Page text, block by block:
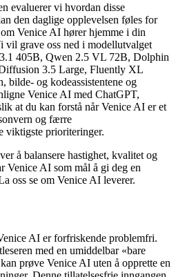
evaluerer vi hvordan disse
den daglige opplevelsen føles for
Venice AI hører hjemme i din
vil grave oss ned i modellutvalget
405B, Qwen 2.5 VL 72B, Dolphin
3.5 Large, Fluently XL
bilde- og kodeassistentene og
Venice AI med ChatGPT,
at du kan forstå når Venice AI er et
og færre
viktigste prioriteringer.
å balansere hastighet, kvalitet og
Venice AI som mål å gi deg en
oss se om Venice AI leverer.
AI er forfriskende problemfri.
med en umiddelbar «bare
prøve Venice AI uten å opprette en